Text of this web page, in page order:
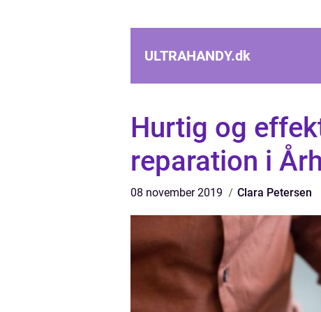
ULTRAHANDY.dk
Hurtig og
reparation i
08 november 2019 Clara Petersen